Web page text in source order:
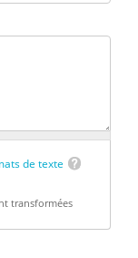
de texte
transformées